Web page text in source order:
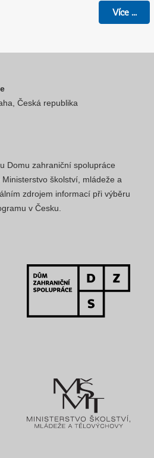
Více...
Česká republika
Domu zahraniční spolupráce
školství, mládeže a
zdrojem informací při výběru
v Česku.